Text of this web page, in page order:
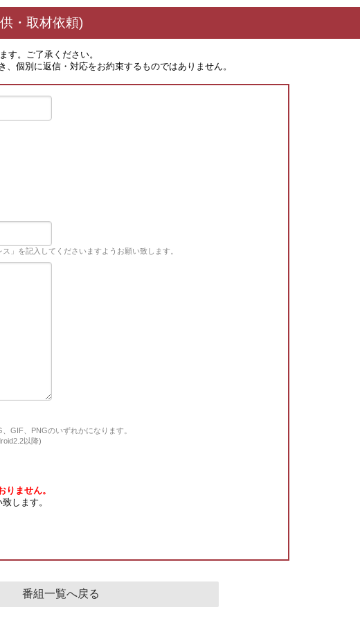
・取材依頼)
す。ご了承ください。
個別に返信・対応をお約束するものではありません。
」を記入してくださいますようお願い致します。
GIF、PNGのいずれかになります。
以降)
ません。
します。
番組一覧へ戻る